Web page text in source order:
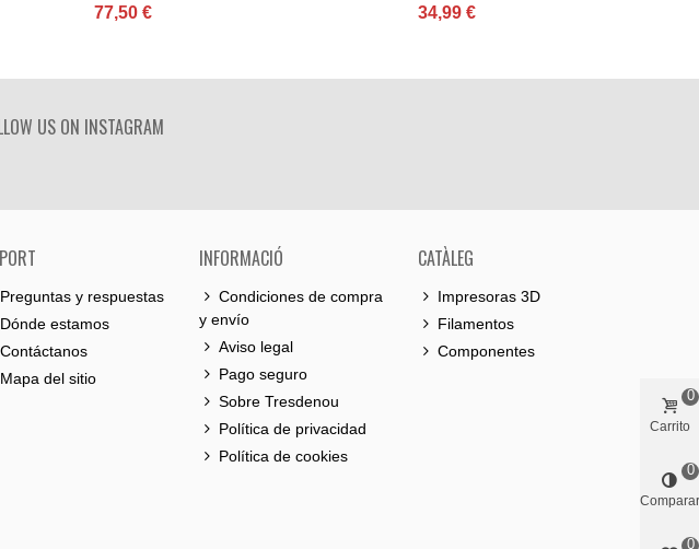
77,50 € 34,99 €
US ON INSTAGRAM
Preguntas y respuestas
Dónde estamos
Contáctanos
Mapa del sitio
INFORMACIÓ
Condiciones de compra
y envío
Aviso legal
Pago seguro
Sobre Tresdenou
Política de privacidad
Política de cookies
CATÀLEG
Impresoras 3D
Filamentos
Componentes
Carrito
0
Comparar
0
0